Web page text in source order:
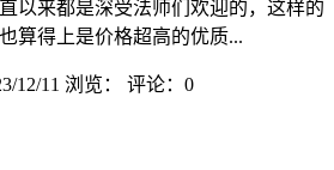
以来都是深受法师们欢迎的，这样的
算得上是价格超高的优质...
12/11 浏览： 评论：0